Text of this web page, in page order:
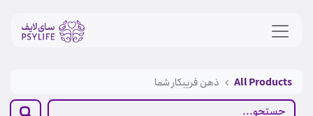
All Products ذهن فریبکار شما